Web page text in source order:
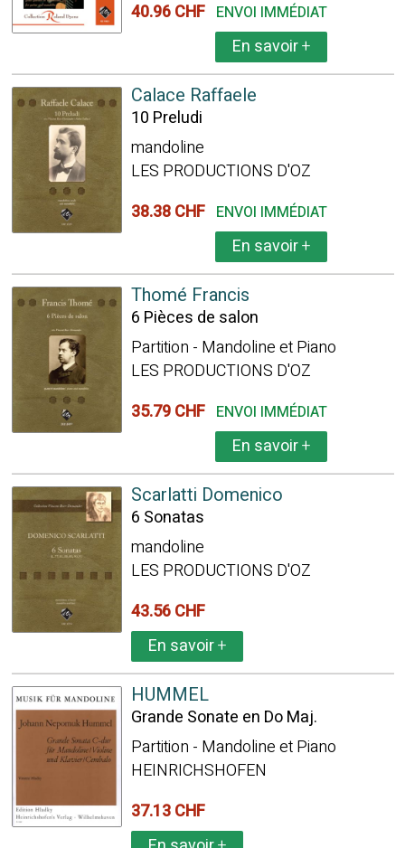
40.96 CHF ENVOI IMMÉDIAT
En savoir+
Calace Raffaele
10 Preludi
mandoline
LES PRODUCTIONS D'OZ
38.38 CHF ENVOI IMMÉDIAT
En savoir+
Thomé Francis
6 Pièces de salon
Partition - Mandoline et Piano
LES PRODUCTIONS D'OZ
35.79 CHF ENVOI IMMÉDIAT
En savoir+
Scarlatti Domenico
6 Sonatas
mandoline
LES PRODUCTIONS D'OZ
43.56 CHF
En savoir+
HUMMEL
Grande Sonate en Do Maj.
Partition - Mandoline et Piano
HEINRICHSHOFEN
37.13 CHF